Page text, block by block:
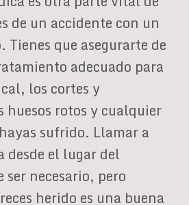
de un accidente con un
que asegurarte de
adecuado para
los cortes y
huesos rotos y cualquier
sufrido. Llamar a
desde el lugar del
ser necesario, pero
herido es una buena